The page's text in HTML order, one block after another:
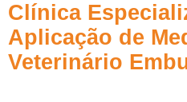
Clínica
Aplicação de
Veterinário